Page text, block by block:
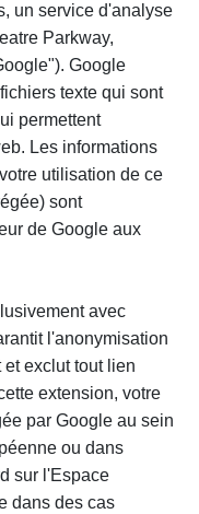
un service d'analyse
Parkway,
Google
texte qui sont
permettent
Les informations
utilisation de ce
sont
de Google aux
avec
l'anonymisation
exclut tout lien
extension, votre
par Google au sein
ou dans
sur l'Espace
dans des cas